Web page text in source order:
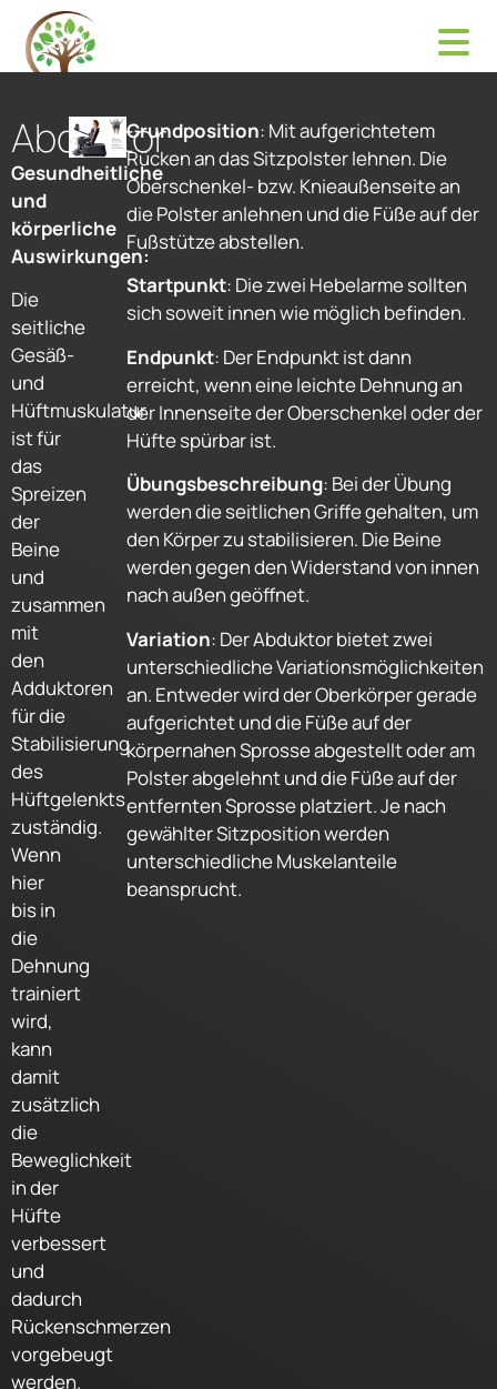
Abduktor
Gesundheitliche
und
körperliche
Auswirkungen:
Die
seitliche
Gesäß-
und
Hüftmuskulatur
ist für
das
Spreizen
der
Beine
und
zusammen
mit
den
Adduktoren
für die
Stabilisierung
des
Hüftgelenkts
zuständig.
Wenn
hier
bis in
die
Dehnung
trainiert
wird,
kann
damit
zusätzlich
die
Beweglichkeit
in der
Hüfte
verbessert
und
dadurch
Rückenschmerzen
vorgebeugt
werden.
Grundposition: Mit aufgerichtetem
Rücken an das Sitzpolster lehnen. Die
Oberschenkel- bzw. Knieaußenseite an
die Polster anlehnen und die Füße auf der
Fußstütze abstellen.
Startpunkt: Die zwei Hebelarme sollten
sich soweit innen wie möglich befinden.
Endpunkt: Der Endpunkt ist dann
erreicht, wenn eine leichte Dehnung an
der Innenseite der Oberschenkel oder der
Hüfte spürbar ist.
Übungsbeschreibung: Bei der Übung
werden die seitlichen Griffe gehalten, um
den Körper zu stabilisieren. Die Beine
werden gegen den Widerstand von innen
nach außen geöffnet.
Variation: Der Abduktor bietet zwei
unterschiedliche Variationsmöglichkeiten
an. Entweder wird der Oberkörper gerade
aufgerichtet und die Füße auf der
körpernahen Sprosse abgestellt oder am
Polster abgelehnt und die Füße auf der
entfernten Sprosse platziert. Je nach
gewählter Sitzposition werden
unterschiedliche Muskelanteile
beansprucht.